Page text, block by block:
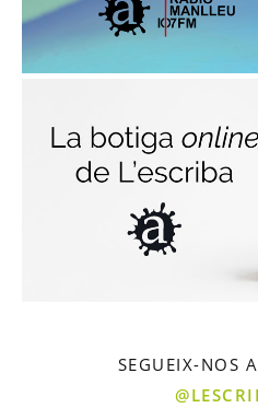
SEGUEIX-NOS